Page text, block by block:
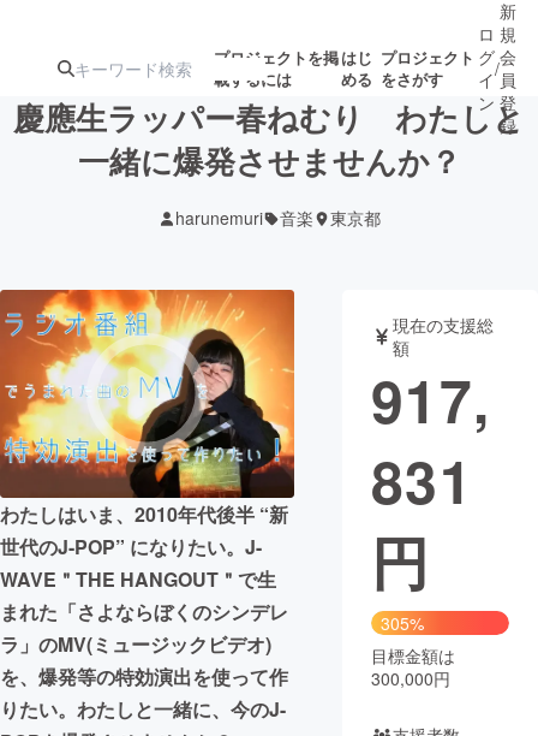
プロジェクトを掲
載するには
はじ
める
プロジェクト
をさがす
注目の新着プロ
ジェクト
募集終了が近いプ
ロジェクト
アート・写真 音楽
テクノロジー・ガジェット ゲーム・サ
映像・映画
ビジネス・起業
まちづくり・地域活性化
CAMPFIRE for Social Good
CAMPFIRE Creation
CAMPFIREふるさと納税machi-ya コミュニティ
ロ
グ
イ
ン
/
新
規
会
員
登
録
慶應生ラッパー春ねむり わたしと
一緒に爆発させませんか？
harunemuri 音楽 東京都
わたしはいま、2010年代後半 “新
世代のJ-POP” になりたい。J-
WAVE＂THE HANGOUT＂で生
まれた「さよならぼくのシンデレ
ラ」のMV(ミュージックビデオ)
を、爆発等の特効演出を使って作
りたい。わたしと一緒に、今のJ-
現在の支援総
額
917,
831
円
305%
目標金額は
300,000円